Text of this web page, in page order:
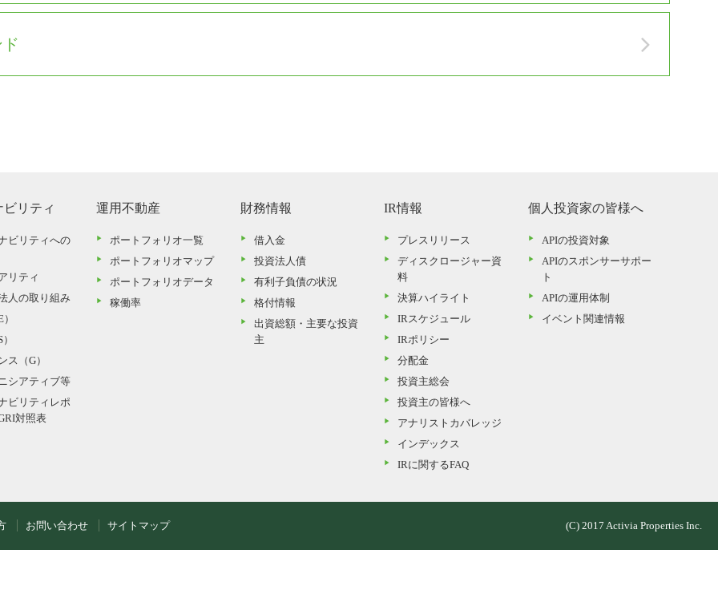
リティ
ビリティへの
リティ
人の取り組み
ス（G）
シアティブ等
ビリティレポ
対照表
運用不動産
ポートフォリオ一覧
ポートフォリオマップ
ポートフォリオデータ
稼働率
財務情報
借入金
投資法人債
有利子負債の状況
格付情報
出資総額・主要な投資
主
IR情報
プレスリリース
ディスクロージャー資
料
決算ハイライト
IRスケジュール
IRポリシー
分配金
投資主総会
投資主の皆様へ
アナリストカバレッジ
インデックス
IRに関するFAQ
個人投資家の皆様へ
APIの投資対象
APIのスポンサーサポー
ト
APIの運用体制
イベント関連情報
お問い合わせ サイトマップ (C) 2017 Activia Properties Inc.